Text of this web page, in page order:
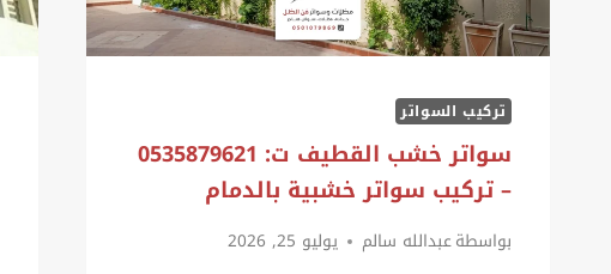
تركيب السواتر
سواتر خشب القطيف ت: 0535879621
– تركيب سواتر خشبية بالدمام
بواسطةعبدالله سالم يوليو 25, 2026